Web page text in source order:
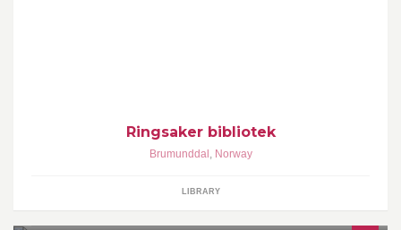
Ringsaker bibliotek
Brumunddal , Norway
LIBRARY